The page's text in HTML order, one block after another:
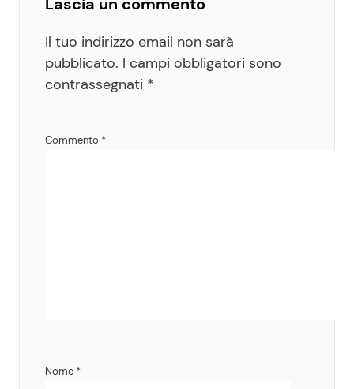
Il tuo indirizzo email non sarà
pubblicato. I campi obbligatori sono
contrassegnati *
Commento *
Nome *